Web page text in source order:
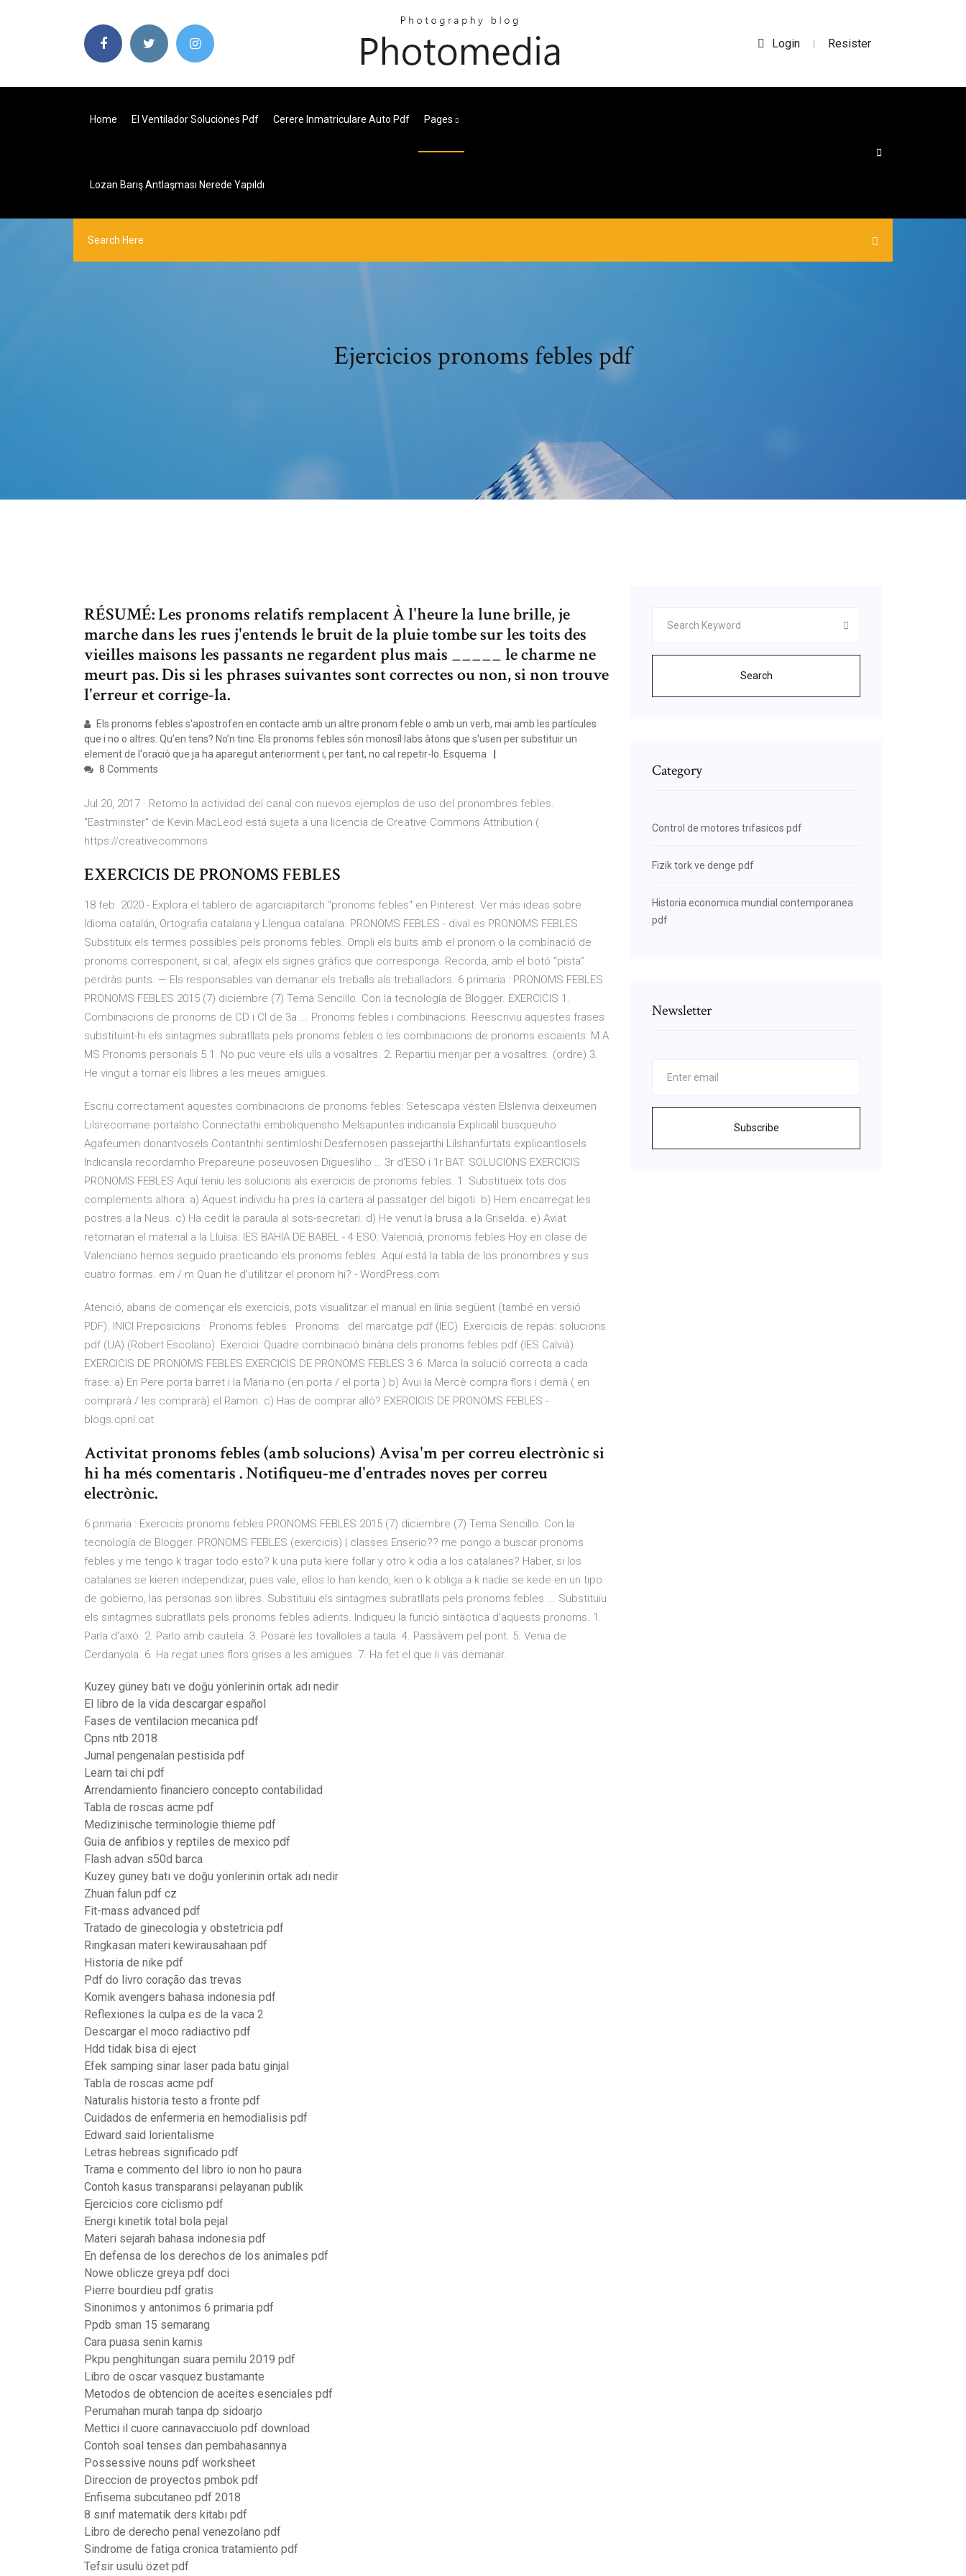
Login | Resister
Home El Ventilador Soluciones Pdf Cerere Inmatriculare Auto Pdf Pages
Lozan Barış Antlaşması Nerede Yapıldı
Ejercicios pronoms febles pdf
RÉSUMÉ: Les pronoms relatifs remplacent À l'heure la lune brille, je
marche dans les rues j'entends le bruit de la pluie tombe sur les toits des
vieilles maisons les passants ne regardent plus mais _____ le charme ne
meurt pas. Dis si les phrases suivantes sont correctes ou non, si non trouve
l'erreur et corrige-la.
Els pronoms febles s'apostrofen en contacte amb un altre pronom feble o amb un verb, mai amb les partícules
que i no o altres: Qu’en tens? No’n tinc. Els pronoms febles són monosíl·labs àtons que s'usen per substituir un
element de l'oració que ja ha aparegut anteriorment i, per tant, no cal repetir-lo. Esquema
8 Comments
Jul 20, 2017 · Retomo la actividad del canal con nuevos ejemplos de uso del pronombres febles.
"Eastminster" de Kevin MacLeod está sujeta a una licencia de Creative Commons Attribution (
https://creativecommons
EXERCICIS DE PRONOMS FEBLES
18 feb. 2020 - Explora el tablero de agarciapitarch "pronoms febles" en Pinterest. Ver más ideas sobre
Idioma catalán, Ortografia catalana y Llengua catalana. PRONOMS FEBLES - dival.es PRONOMS FEBLES
Substituïx els termes possibles pels pronoms febles. Ompli els buits amb el pronom o la combinació de
pronoms corresponent, si cal, afegix els signes gràfics que corresponga. Recorda, amb el botó “pista”
perdràs punts. — Els responsables van demanar els treballs als treballadors. 6 primaria : PRONOMS FEBLES
PRONOMS FEBLES 2015 (7) diciembre (7) Tema Sencillo. Con la tecnología de Blogger. EXERCICIS 1.
Combinacions de pronoms de CD i CI de 3a ... Pronoms febles i combinacions. Reescriviu aquestes frases
substituint-hi els sintagmes subratllats pels pronoms febles o les combinacions de pronoms escaients: M A
MS Pronoms personals 5 1. No puc veure els ulls a vosaltres. 2. Repartiu menjar per a vosaltres. (ordre) 3.
He vingut a tornar els llibres a les meues amigues.
Escriu correctament aquestes combinacions de pronoms febles: Setescapa vésten Elslenvia deixeumen
Lilsrecomane portalsho Connectathi emboliquensho Melsapuntes indicansla Explicalil busqueuho
Agafeumen donantvosels Contantnhi sentimloshi Desfernosen passejarthi Lilshanfurtats explicantlosels
Indicansla recordamho Prepareune poseuvosen Diguesliho … 3r d'ESO i 1r BAT. SOLUCIONS EXERCICIS
PRONOMS FEBLES Aquí teniu les solucions als exercicis de pronoms febles. 1. Substitueix tots dos
complements alhora: a) Aquest individu ha pres la cartera al passatger del bigoti. b) Hem encarregat les
postres a la Neus. c) Ha cedit la paraula al sots-secretari. d) He venut la brusa a la Griselda. e) Aviat
retornaran el material a la Lluísa. IES BAHIA DE BABEL - 4 ESO: Valencià, pronoms febles Hoy en clase de
Valenciano hemos seguido practicando els pronoms febles. Aquí está la tabla de los pronombres y sus
cuatro formas. em / m Quan he d’utilitzar el pronom hi? - WordPress.com
Atenció, abans de començar els exercicis, pots visualitzar el manual en línia següent (també en versió
PDF). INICI Preposicions · Pronoms febles · Pronoms del marcatge pdf (IEC). Exercicis de repàs: solucions
pdf (UA) (Robert Escolano). Exercici: Quadre combinació binària dels pronoms febles pdf (IES Calvià).
EXERCICIS DE PRONOMS FEBLES EXERCICIS DE PRONOMS FEBLES 3 6. Marca la solució correcta a cada
frase: a) En Pere porta barret i la Maria no (en porta / el porta ) b) Avui la Mercè compra flors i demà ( en
comprarà / les comprarà) el Ramon. c) Has de comprar allò? EXERCICIS DE PRONOMS FEBLES -
blogs.cpnl.cat
Activitat pronoms febles (amb solucions) Avisa'm per correu electrònic si
hi ha més comentaris . Notifiqueu-me d'entrades noves per correu
electrònic.
6 primaria : Exercicis pronoms febles PRONOMS FEBLES 2015 (7) diciembre (7) Tema Sencillo. Con la
tecnología de Blogger. PRONOMS FEBLES (exercicis) | classes Enserio?? me pongo a buscar pronoms
febles y me tengo k tragar todo esto? k una puta kiere follar y otro k odia a los catalanes? Haber, si los
catalanes se kieren independizar, pues vale, ellos lo han kerido, kien o k obliga a k nadie se kede en un tipo
de gobierno, las personas son libres. Substituïu els sintagmes subratllats pels pronoms febles ... Substituïu
els sintagmes subratllats pels pronoms febles adients. Indiqueu la funció sintàctica d’aquests pronoms. 1.
Parla d'això. 2. Parlo amb cautela. 3. Posaré les tovalloles a taula. 4. Passàvem pel pont. 5. Venia de
Cerdanyola. 6. Ha regat unes flors grises a les amigues. 7. Ha fet el que li vas demanar.
Kuzey güney batı ve doğu yönlerinin ortak adı nedir
El libro de la vida descargar español
Fases de ventilacion mecanica pdf
Cpns ntb 2018
Jurnal pengenalan pestisida pdf
Learn tai chi pdf
Arrendamiento financiero concepto contabilidad
Tabla de roscas acme pdf
Medizinische terminologie thieme pdf
Guia de anfibios y reptiles de mexico pdf
Flash advan s50d barca
Kuzey güney batı ve doğu yönlerinin ortak adı nedir
Zhuan falun pdf cz
Fit-mass advanced pdf
Tratado de ginecologia y obstetricia pdf
Ringkasan materi kewirausahaan pdf
Historia de nike pdf
Pdf do livro coração das trevas
Komik avengers bahasa indonesia pdf
Reflexiones la culpa es de la vaca 2
Descargar el moco radiactivo pdf
Hdd tidak bisa di eject
Efek samping sinar laser pada batu ginjal
Tabla de roscas acme pdf
Naturalis historia testo a fronte pdf
Cuidados de enfermeria en hemodialisis pdf
Edward said lorientalisme
Letras hebreas significado pdf
Trama e commento del libro io non ho paura
Contoh kasus transparansi pelayanan publik
Ejercicios core ciclismo pdf
Energi kinetik total bola pejal
Materi sejarah bahasa indonesia pdf
En defensa de los derechos de los animales pdf
Nowe oblicze greya pdf doci
Pierre bourdieu pdf gratis
Sinonimos y antonimos 6 primaria pdf
Ppdb sman 15 semarang
Cara puasa senin kamis
Pkpu penghitungan suara pemilu 2019 pdf
Libro de oscar vasquez bustamante
Metodos de obtencion de aceites esenciales pdf
Perumahan murah tanpa dp sidoarjo
Mettici il cuore cannavacciuolo pdf download
Contoh soal tenses dan pembahasannya
Possessive nouns pdf worksheet
Direccion de proyectos pmbok pdf
Enfisema subcutaneo pdf 2018
8 sınıf matematik ders kitabı pdf
Libro de derecho penal venezolano pdf
Sindrome de fatiga cronica tratamiento pdf
Tefsir usulü özet pdf
Search
Category
Control de motores trifasicos pdf
Fizik tork ve denge pdf
Historia economica mundial contemporanea
pdf
Newsletter
Subscribe